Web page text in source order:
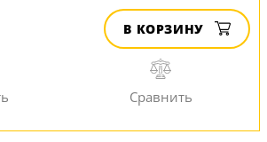
В КОРЗИНУ